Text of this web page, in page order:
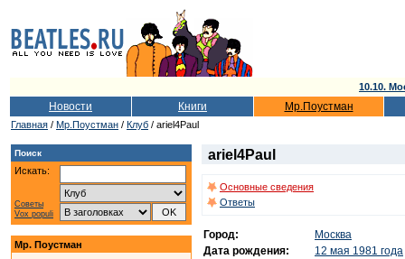
10.10.
Новости Книги Мр.Поустман
Главная / Мр.Поустман / Клуб / ariel4Paul
Поиск
Искать:
Советы
Vox populi
Мр. Поустман
ariel4Paul
Основные сведения
Ответы
Город:
Москва
Дата рождения:
12 мая 1981 года